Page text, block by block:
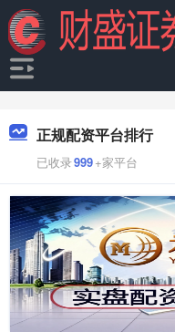
正规配资平台排行
已收录999+家平台